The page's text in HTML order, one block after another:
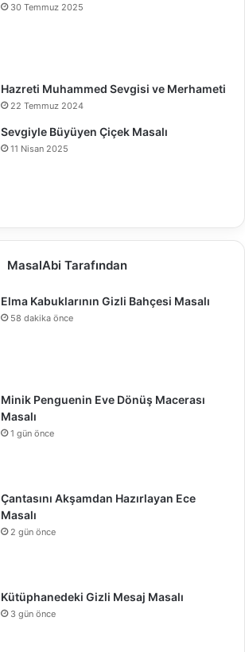
30 Temmuz 2025
Hazreti Muhammed Sevgisi ve Merhameti
22 Temmuz 2024
Sevgiyle Büyüyen Çiçek Masalı
11 Nisan 2025
MasalAbi Tarafından
Elma Kabuklarının Gizli Bahçesi Masalı
58 dakika önce
Minik Penguenin Eve Dönüş Macerası
Masalı
1 gün önce
Çantasını Akşamdan Hazırlayan Ece
Masalı
2 gün önce
Kütüphanedeki Gizli Mesaj Masalı
3 gün önce